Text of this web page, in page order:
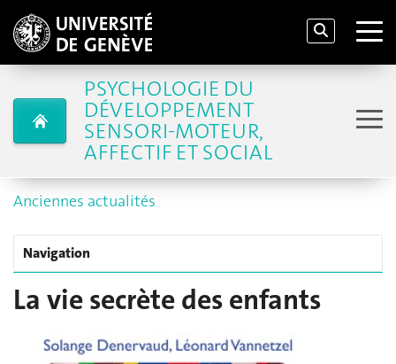
PSYCHOLOGIE DU
DÉVELOPPEMENT
SENSORI-MOTEUR,
AFFECTIF ET SOCIAL
Anciennes actualités
Navigation
La vie secrète des enfants